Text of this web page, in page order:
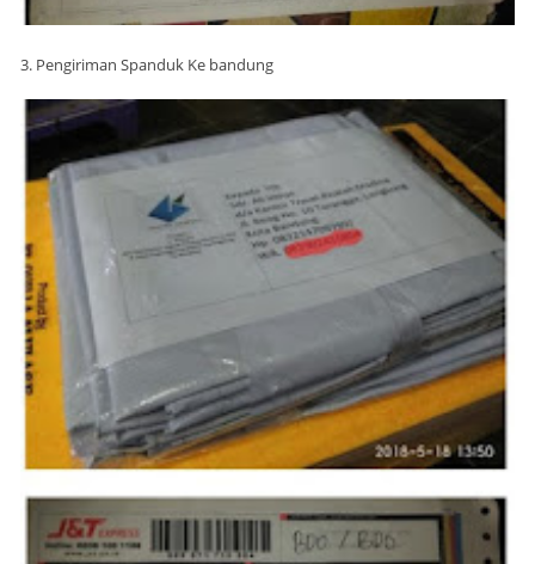
3. Pengiriman Spanduk Ke bandung